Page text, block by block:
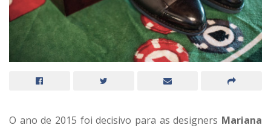
O ano de 2015 foi decisivo para as designers Mariana